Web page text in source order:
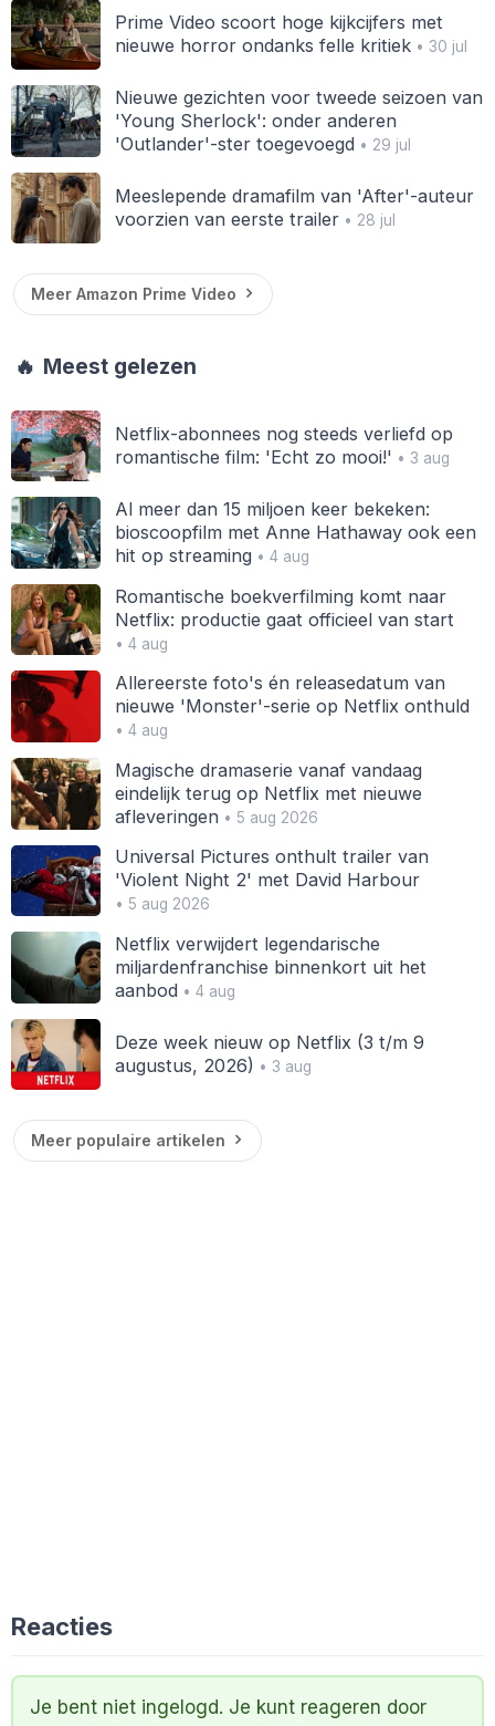
Prime Video scoort hoge kijkcijfers met
nieuwe horror ondanks felle kritiek• 30 jul
Nieuwe gezichten voor tweede seizoen van
'Young Sherlock': onder anderen
'Outlander'-ster toegevoegd • 29 jul
Meeslepende dramafilm van 'After'-auteur
voorzien van eerste trailer• 28 jul
Meer Amazon Prime Video
🔥 Meest gelezen
Netflix-abonnees nog steeds verliefd op
romantische film: 'Echt zo mooi!' • 3 aug
Al meer dan 15 miljoen keer bekeken:
bioscoopfilm met Anne Hathaway ook een
hit op streaming• 4 aug
Romantische boekverfilming komt naar
Netflix: productie gaat officieel van start
• 4 aug
Allereerste foto's én releasedatum van
nieuwe 'Monster'-serie op Netflix onthuld
• 4 aug
Magische dramaserie vanaf vandaag
eindelijk terug op Netflix met nieuwe
afleveringen• 5 aug 2026
Universal Pictures onthult trailer van
'Violent Night 2' met David Harbour
• 5 aug 2026
Netflix verwijdert legendarische
miljardenfranchise binnenkort uit het
aanbod • 4 aug
Deze week nieuw op Netflix (3 t/m 9
augustus, 2026) • 3 aug
Meer populaire artikelen
Reacties
Je bent niet ingelogd. Je kunt reageren door